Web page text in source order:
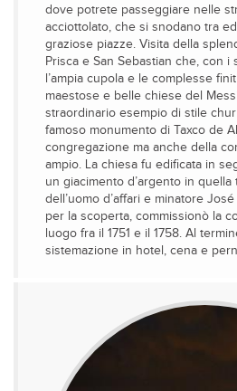
dove potrete passeggiare nelle
acciottolato, che si snodano tra
graziose piazze. Visita della
Prisca e San Sebastian che, con i
l’ampia cupola e le complesse
maestose e belle chiese del
straordinario esempio di stile
famoso monumento di Taxco de
congregazione ma anche della
ampio. La chiesa fu edificata in
un giacimento d’argento in
dell’uomo d’affari e minatore
per la scoperta, commissionò la
luogo fra il 1751 e il 1758. Al
sistemazione in hotel, cena e